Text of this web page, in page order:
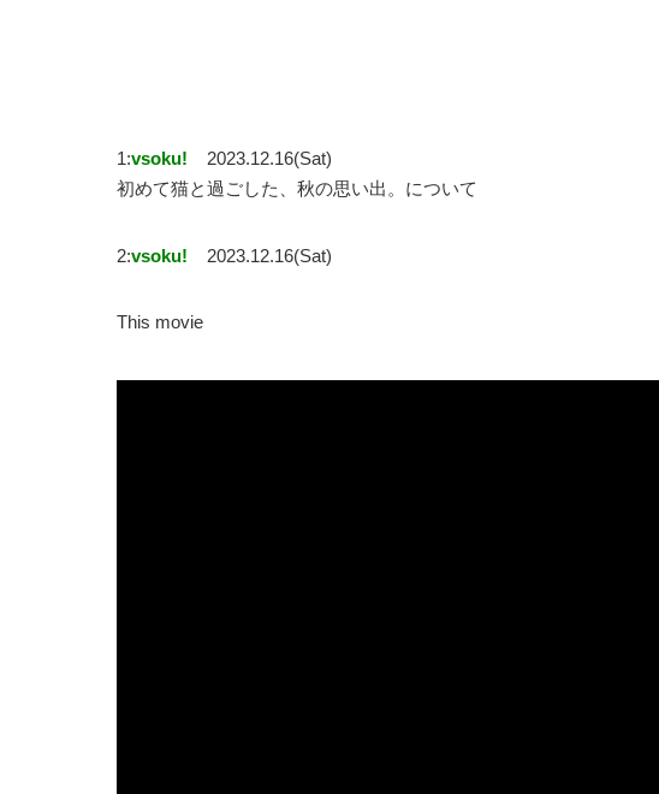
1:vsoku!
2023.12.16(Sat)
初めて猫と過ごした、秋の思い出。について
2:vsoku! 2023.12.16(Sat)
This movie